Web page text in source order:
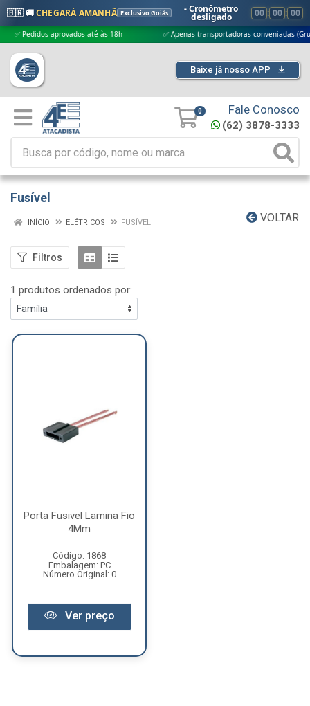
🇧🇷 🚚CHEGARÁ AMANHÃ Exclusivo Goiás - Cronômetro
desligado 00 : 00 : 00
Pedidos aprovados até às 18h ✅ Apenas transportadoras conveniadas (Grupo
Baixe já nosso APP
0 Fale Conosco
(62) 3878-3333
Fusível
VOLTAR
INÍCIO ELÉTRICOS FUSÍVEL
Filtros
1 produtos ordenados por:
Porta Fusivel Lamina Fio
4Mm
Código: 1868
Embalagem: PC
Número Original: 0
Ver preço